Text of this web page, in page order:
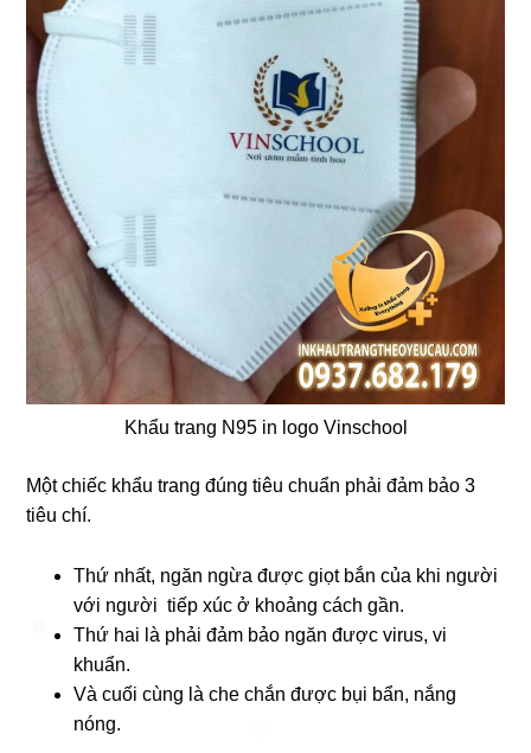
Khẩu trang N95 in logo Vinschool
Một chiếc khẩu trang đúng tiêu chuẩn phải đảm bảo 3
tiêu chí.
Thứ nhất, ngăn ngừa được giọt bắn của khi người
với người tiếp xúc ở khoảng cách gần.
Thứ hai là phải đảm bảo ngăn được virus, vi
khuẩn.
Và cuối cùng là che chắn được bụi bẩn, nắng
nóng.